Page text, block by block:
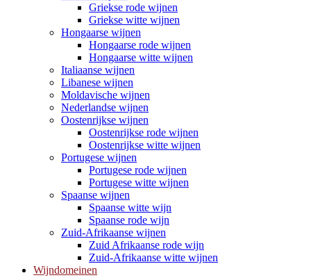
Griekse rode wijnen
Griekse witte wijnen
Hongaarse wijnen
Hongaarse rode wijnen
Hongaarse witte wijnen
Italiaanse wijnen
Libanese wijnen
Moldavische wijnen
Nederlandse wijnen
Oostenrijkse wijnen
Oostenrijkse rode wijnen
Oostenrijkse witte wijnen
Portugese wijnen
Portugese rode wijnen
Portugese witte wijnen
Spaanse wijnen
Spaanse witte wijn
Spaanse rode wijn
Zuid-Afrikaanse wijnen
Zuid Afrikaanse rode wijn
Zuid-Afrikaanse witte wijnen
Wijndomeinen